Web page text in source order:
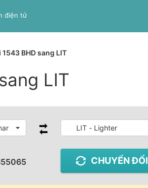
điện tử
BHD sang LIT
LIT
LIT - Lighter
CHUYỂN ĐỔI